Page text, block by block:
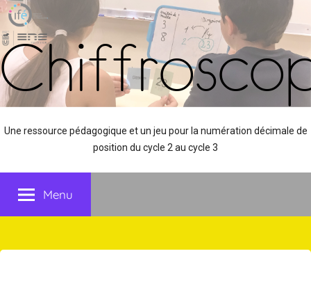
Aller
au
contenu
Une ressource pédagogique et un jeu pour la numération décimale de
position du cycle 2 au cycle 3
Menu
Panneau de gestion des cookies